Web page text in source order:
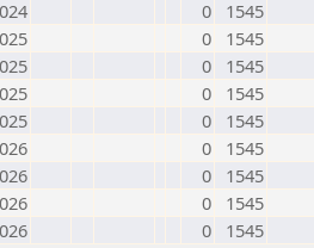
0
1545
0
1545
0
1545
0
1545
0
1545
0
1545
0
1545
0
1545
0 1545